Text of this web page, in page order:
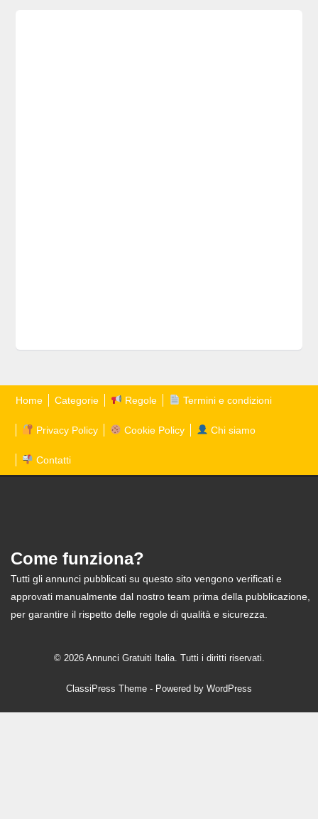
Home Categorie Regole Termini e condizioni
Privacy Policy Cookie Policy Chi siamo
Contatti
Come funziona?
Tutti gli annunci pubblicati su questo sito vengono verificati e
approvati manualmente dal nostro team prima della pubblicazione,
per garantire il rispetto delle regole di qualità e sicurezza.
© 2026 Annunci Gratuiti Italia. Tutti i diritti riservati.
ClassiPress Theme - Powered by WordPress